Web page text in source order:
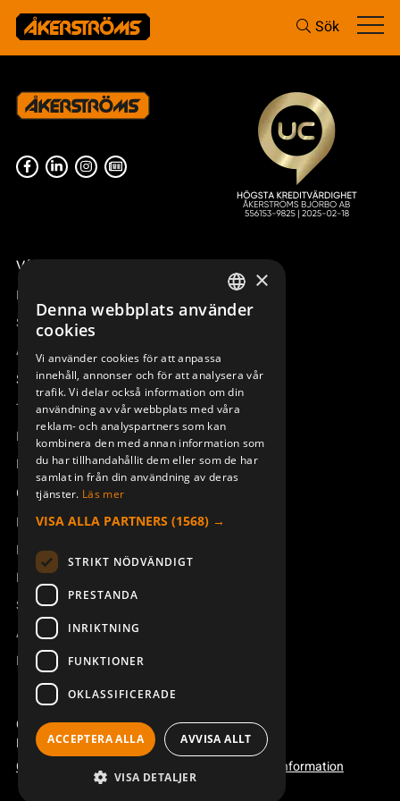
Sök
Våra radiostyrningar – översikt
Remotus
Sesam
Access_Ctrl
Support
Teknisk support
Boka service
Manualer och videoinstruktioner
Om Åkerströms
Kontakt
Nyheter
Pressrum
Säkerhet och direktiv
Allmänna villkor
REACH
Copyright ©2026 Åkerströms. All rights reserved.
Björbovägen 143, 786 97 Björbo.
Code of conduct
Webbplatsinformation
SWEDISH
DEUTSCH
×
Denna webbplats använder
cookies
Vi använder cookies för att anpassa
innehåll, annonser och för att analysera vår
trafik. Vi delar också information om din
användning av vår webbplats med våra
reklam- och analyspartners som kan
kombinera den med annan information som
du har tillhandahållit dem eller som de har
samlat in från din användning av deras
tjänster. Läs mer
VISA ALLA PARTNERS (1568) →
STRIKT NÖDVÄNDIGT
PRESTANDA
INRIKTNING
FUNKTIONER
OKLASSIFICERADE
ACCEPTERA ALLA AVVISA ALLT
VISA DETALJER